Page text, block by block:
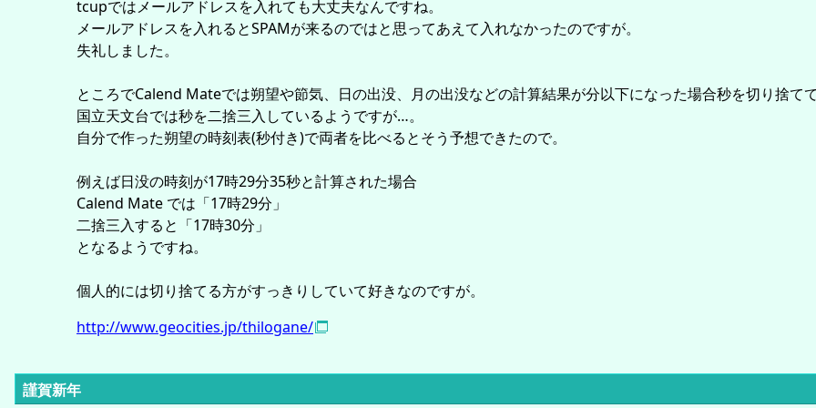
tcupではメールアドレスを入れても大丈夫なんですね。
メールアドレスを入れるとSPAMが来るのではと思ってあえて入れなかったのですが。
失礼しました。
ところでCalend Mateでは朔望や節気、日の出没、月の出没などの計算結果が分以下になった場合秒を切り捨て
国立天文台では秒を二捨三入しているようですが…。
自分で作った朔望の時刻表(秒付き)で両者を比べるとそう予想できたので。
例えば日没の時刻が17時29分35秒と計算された場合
Calend Mate では「17時29分」
二捨三入すると「17時30分」
となるようですね。
個人的には切り捨てる方がすっきりしていて好きなのですが。
http://www.geocities.jp/thilogane/
謹賀新年